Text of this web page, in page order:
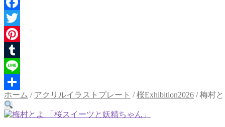
Facebook
Twitter
Pinterest
Tumblr
Line
共
有
ホーム / アクリルイラストプレート /桜Exhibition2026 /梅村